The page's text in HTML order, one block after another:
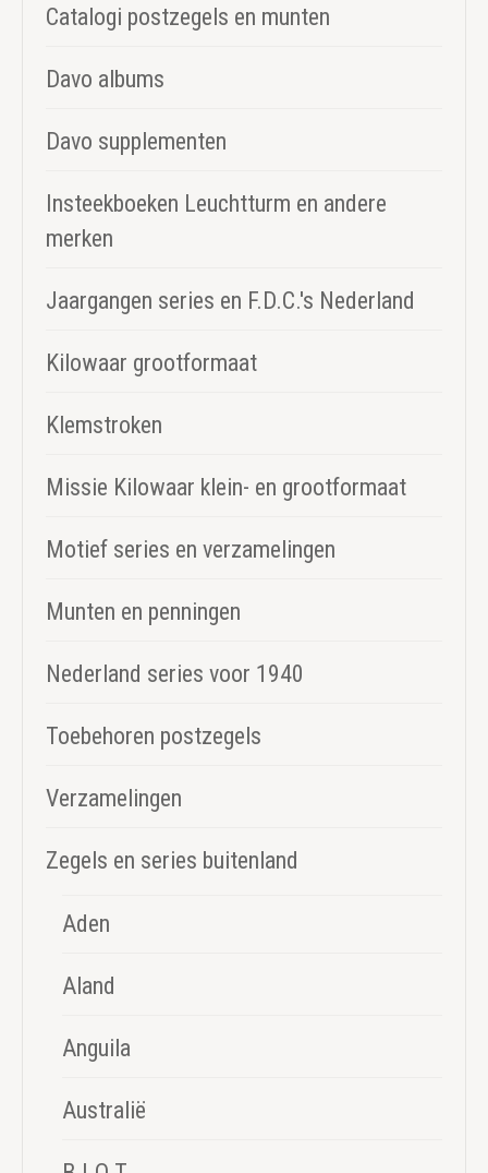
Catalogi postzegels en munten
Davo albums
Davo supplementen
Insteekboeken Leuchtturm en andere
merken
Jaargangen series en F.D.C.'s Nederland
Kilowaar grootformaat
Klemstroken
Missie Kilowaar klein- en grootformaat
Motief series en verzamelingen
Munten en penningen
Nederland series voor 1940
Toebehoren postzegels
Verzamelingen
Zegels en series buitenland
Aden
Aland
Anguila
Australië